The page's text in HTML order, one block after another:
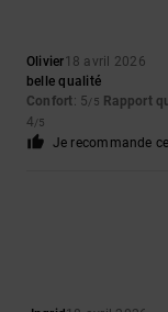
Olivier18 avril 2026
belle qualité
Confort: 5/5 Rapport
4/5
Je recommande